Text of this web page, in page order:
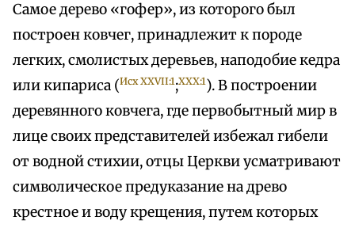
Самое дерево «гофер», из которого был
построен ковчег, принадлежит к породе
легких, смолистых деревьев, наподобие кедра
или кипариса (Исх XXVII:1;XXX:1). В построении
деревянного ковчега, где первобытный мир в
лице своих представителей избежал гибели
от водной стихии, отцы Церкви усматривают
символическое предуказание на древо
крестное и воду крещения, путем которых